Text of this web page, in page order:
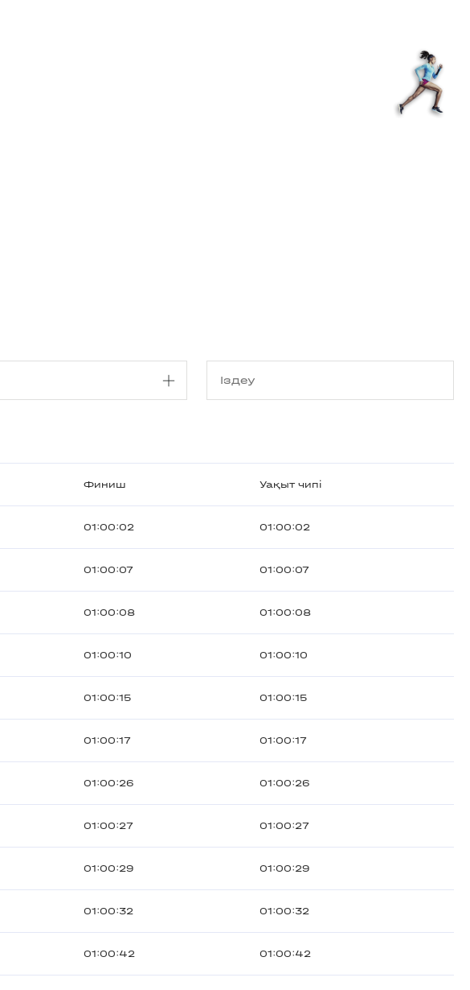
Финиш Уақыт чипі
01:00:02 01:00:02
01:00:07 01:00:07
01:00:08 01:00:08
01:00:10 01:00:10
01:00:15 01:00:15
01:00:17 01:00:17
01:00:26 01:00:26
01:00:27 01:00:27
01:00:29 01:00:29
01:00:32 01:00:32
01:00:42 01:00:42